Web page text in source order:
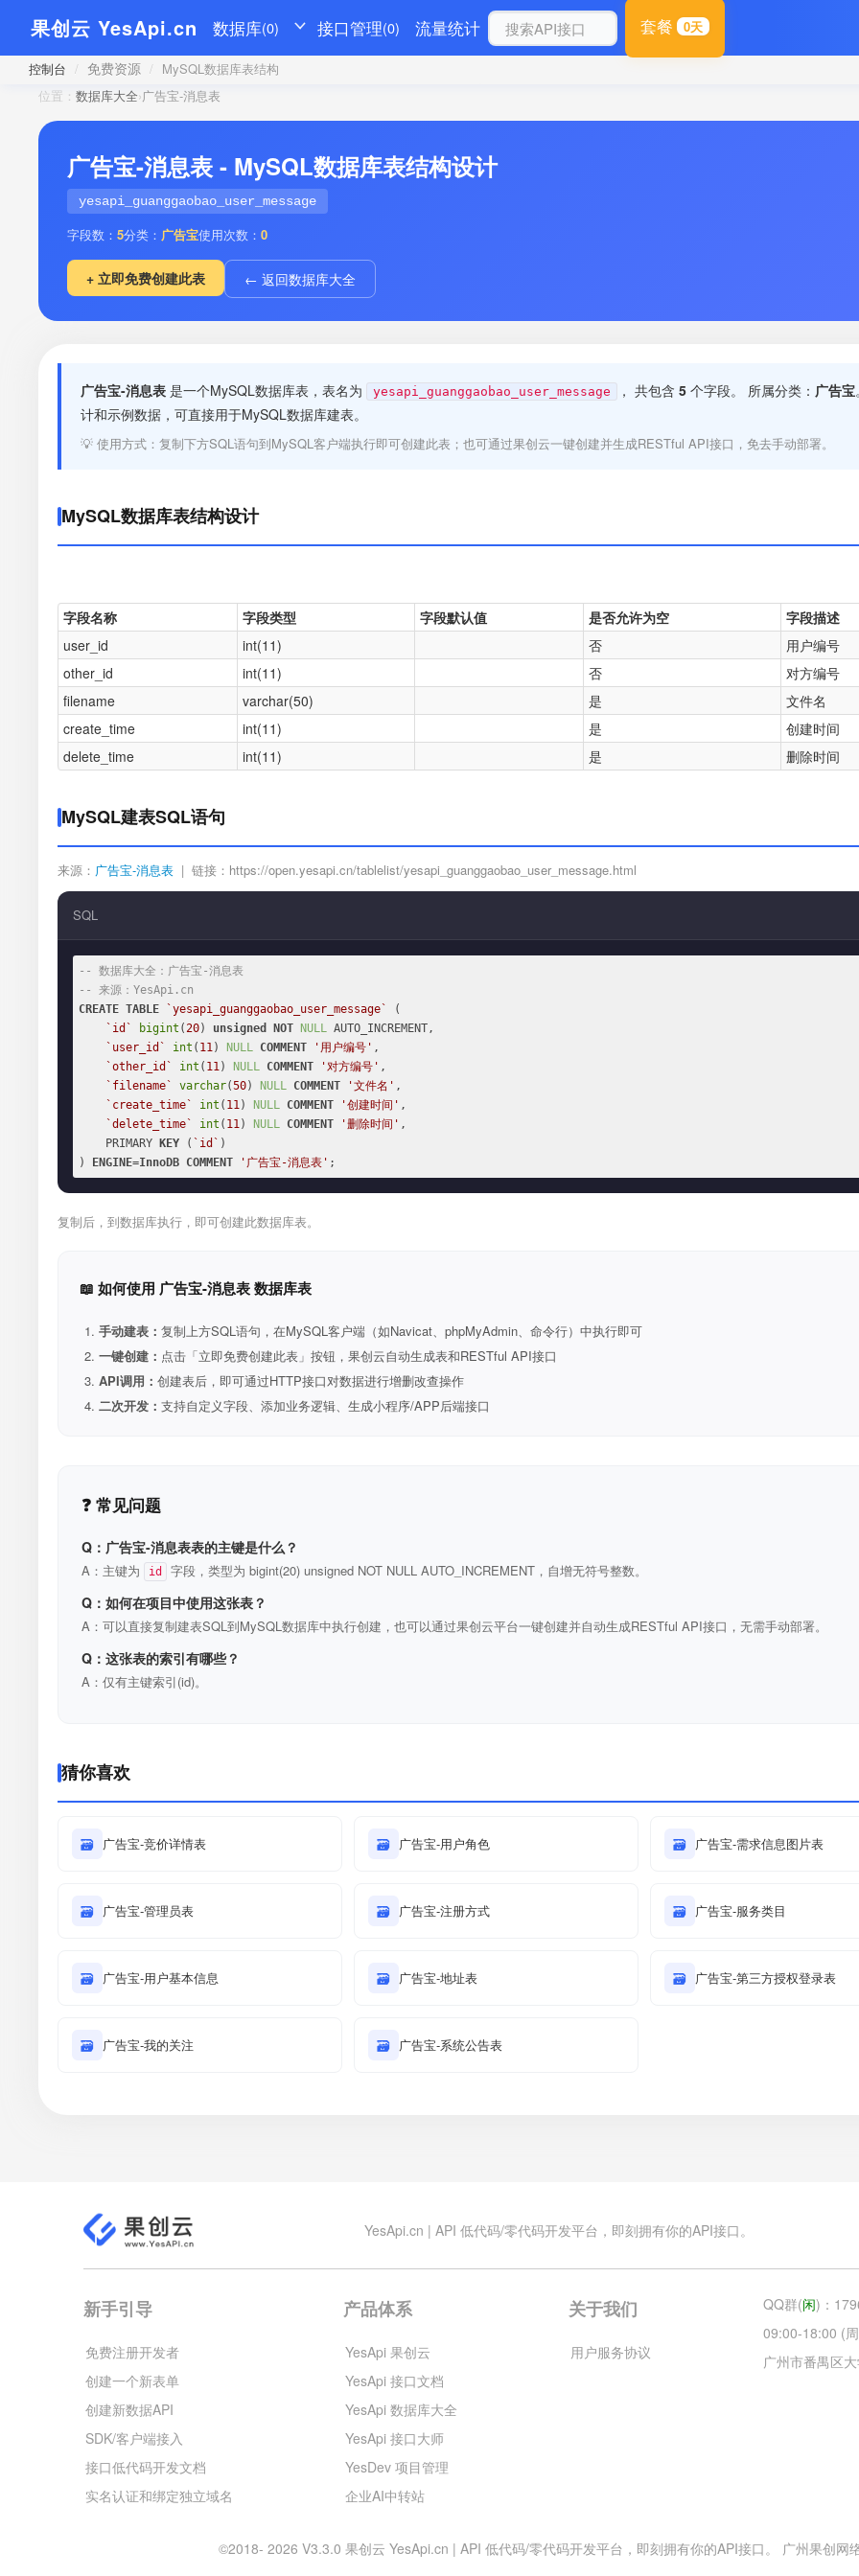
果创云 YesApi.cn 数据库(0) 接口管理(0) 流量统计 套餐 0天
控制台 / 免费资源 / MySQL数据库表结构
位置： 数据库大全›广告宝-消息表
广告宝-消息表 - MySQL数据库表结构设计
yesapi_guanggaobao_user_message
字段数： 5分类： 广告宝使用次数： 0
+ 立即免费创建此表 ← 返回数据库大全
广告宝-消息表 是一个MySQL数据库表，表名为 yesapi_guanggaobao_user_message ， 共包含 5 个字段。 所属分类： 广告宝
计和示例数据，可直接用于MySQL数据库建表。
💡 使用方式：复制下方SQL语句到MySQL客户端执行即可创建此表；也可通过果创云一键创建并生成RESTful API接口，免去手动部署。
MySQL数据库表结构设计
字段名称 字段类型 字段默认值 是否允许为空
字段描述
user_id
int(11) 否
用户编号
other_id
int(11) 否
对方编号
filename
varchar(50) 是
文件名
create_time
int(11) 是
创建时间
delete_time
int(11) 是 删除时间
MySQL建表SQL语句
来源： 广告宝-消息表 | 链接：https://open.yesapi.cn/tablelist/yesapi_guanggaobao_user_message.html
SQL
-- 数据库大全：广告宝-消息表
-- 来源：YesApi.cn
CREATE TABLE `yesapi_guanggaobao_user_message`
(
`id`
bigint (20) unsigned NOT NULL AUTO_INCREMENT,
`user_id`
int ( 11) NULL COMMENT '用户编号' ,
`other_id`
int ( 11) NULL COMMENT '对方编号' ,
`filename`
varchar(50) NULL COMMENT '文件名' ,
`create_time`
int ( 11) NULL COMMENT '创建时间' ,
`delete_time`
int ( 11) NULL COMMENT '删除时间' ,
    PRIMARY
KEY ( `id` )
)
ENGINE=InnoDB COMMENT '广告宝-消息表' ;
复制后，到数据库执行，即可创建此数据库表。
📖 如何使用 广告宝-消息表 数据库表
手动建表： 复制上方SQL语句，在MySQL客户端（如Navicat、phpMyAdmin、命令行）中执行即可
一键创建： 点击「立即免费创建此表」按钮，果创云自动生成表和RESTful API接口
API调用： 创建表后，即可通过HTTP接口对数据进行增删改查操作
二次开发： 支持自定义字段、添加业务逻辑、生成小程序/APP后端接口
❓ 常见问题
Q：广告宝-消息表表的主键是什么？
A：主键为 id 字段，类型为 bigint(20) unsigned NOT NULL AUTO_INCREMENT，自增无符号整数。
Q：如何在项目中使用这张表？
A：可以直接复制建表SQL到MySQL数据库中执行创建，也可以通过果创云平台一键创建并自动生成RESTful API接口，无需手动部署。
Q：这张表的索引有哪些？
A：仅有主键索引(id)。
猜你喜欢
🗃 广告宝-竞价详情表 🗃 广告宝-用户角色 🗃 广告宝-需求信息图片表
🗃 广告宝-管理员表 🗃 广告宝-注册方式 🗃 广告宝-服务类目
🗃 广告宝-用户基本信息 🗃 广告宝-地址表 🗃 广告宝-第三方授权登录表
🗃 广告宝-我的关注 🗃 广告宝-系统公告表
YesApi.cn | API 低代码/零代码开发平台，即刻拥有你的API接口。
新手引导
免费注册开发者
创建一个新表单
创建新数据API
SDK/客户端接入
接口低代码开发文档
实名认证和绑定独立域名
产品体系
YesApi 果创云
YesApi 接口文档
YesApi 数据库大全
YesApi 接口大师
YesDev 项目管理
企业AI中转站
关于我们
用户服务协议
QQ群(闲)：
09:00-18:00 (
广州市番禺区
©2018- 2026 V3.3.0 果创云 YesApi.cn | API 低代码/零代码开发平台，即刻拥有你的API接口。 广州果创网